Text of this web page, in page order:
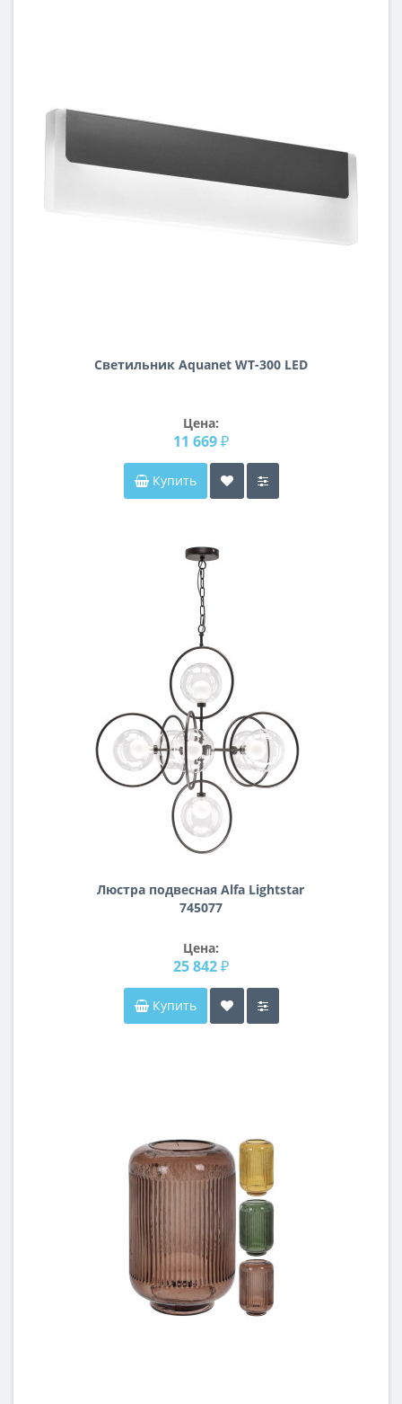
Светильник Aquanet WT-300 LED
Цена:
11 669 ₽
Купить
Люстра подвесная Alfa Lightstar
745077
Цена:
25 842 ₽
Купить